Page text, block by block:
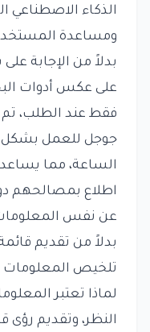
الذكاء الاصطناعي
ومساعدة
بدلاً من الإجابة
على عكس أدوات
فقط عند الطلب،
جوجل للعمل بشكل
الساعة، مما
اطلاع بمصالحهم
عن نفس
بدلاً من تقديم
تلخيص
لماذا تعتبر
النظر، وتقديم رؤى